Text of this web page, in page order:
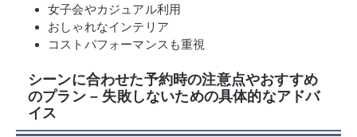
女子会やカジュアル利用
おしゃれなインテリア
コストパフォーマンスも重視
シーンに合わせた予約時の注意点やおすすめ
のプラン – 失敗しないための具体的なアドバ
イス